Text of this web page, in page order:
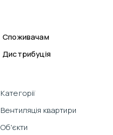
Споживачам
Дистрибуція
Категорії
Вентиляція квартири
Об'єкти